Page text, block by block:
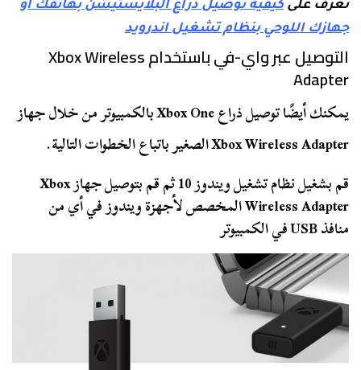
تعرف على كيفية توصيل ذراع البلايستيشن بهاتفك أو
جهازك اللوحي بنظام تشغيل اندرويد
التوصيل عبر واي-في باستخدام Xbox Wireless
Adapter
يمكنك أيضًا توصيل ذراع Xbox One بالكمبيوتر من خلال جهاز
Xbox Wireless Adapter الصغير باتباع الخطوات التالية.
قم بشغيل نظام تشغيل ويندوز 10 ثم قم بتوصيل جهاز Xbox
Wireless Adapter المخصص لأجهزة ويندوز في أي من
منافذ USB في الكمبيوتر